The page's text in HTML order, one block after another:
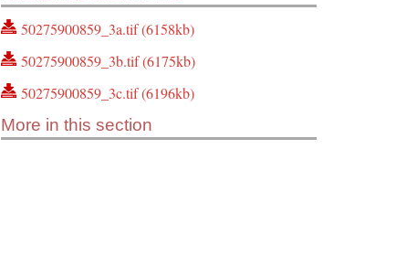
50275900859_3a.tif (6158kb)
50275900859_3b.tif (6175kb)
50275900859_3c.tif (6196kb)
More in this section